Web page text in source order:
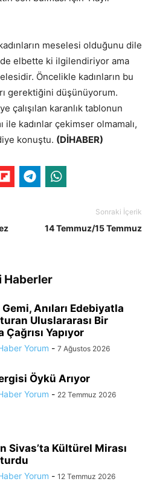
meselesi olduğunu dile
elbette ki ilgilendiriyor ama
Öncelikle kadınların bu
gerektiğini düşünüyorum.
çalışılan karanlık tablonun
ile kadınlar çekimser olmamalı,
konuştu. (DİHABER)
Sonraki İçerik
14 Temmuz/15 Temmuz
Haberler
Anıları Edebiyatla
Uluslararası Bir
Çağrısı Yapıyor
Yorum - 7 Ağustos 2026
Öykü Arıyor
Yorum - 22 Temmuz 2026
Sivas’ta Kültürel Mirası
Yorum - 12 Temmuz 2026